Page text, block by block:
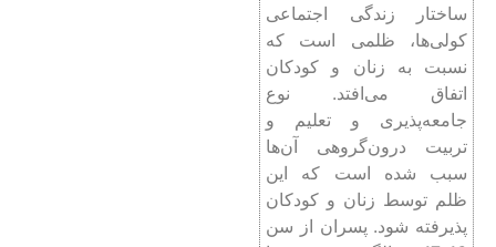
ساختار زندگی اجتماعی
کولی‌ها، ظلمی است که
نسبت به زنان و کودکان
اتفاق می‌افتد. نوع
جامعه‌پذیری و تعلیم و
تربیت درون‌گروهی آن‌ها
سبب شده است که این
ظلم توسط زنان و کودکان
پذیرفته شود. پسران از سن